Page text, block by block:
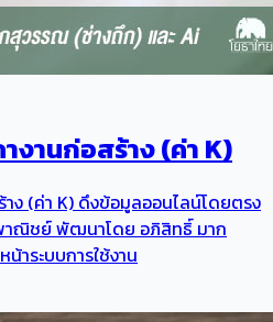
งานก่อสร้าง (ค่า K)
ง (ค่า K) ดึงข้อมูลออนไลน์โดยตรง
าณิชย์ พัฒนาโดย อภิสิทธิ์ มาก
าระบบการใช้งาน